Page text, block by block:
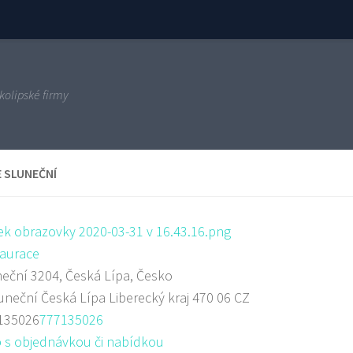
firmy
SLUNEČNÍ
3204, Česká Lípa, Česko
Česká Lípa Liberecký kraj 470 06 CZ
777135026
s objednávkou či nabídkou